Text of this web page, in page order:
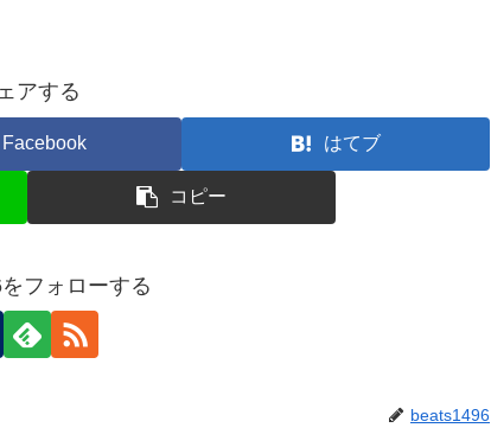
アする
Facebook はてブ
コピー
フォローする
beats1496